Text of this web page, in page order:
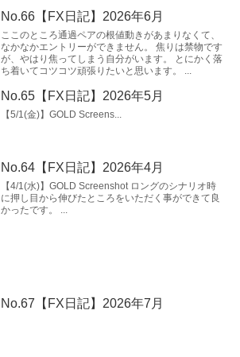
No.66【FX日記】2026年6月
ここのところ通過ペアの根値動きがあまりなくて、
なかなかエントリーができません。 焦りは禁物です
が、やはり焦ってしまう自分がいます。 とにかく落
ち着いてコツコツ頑張りたいと思います。 ...
No.65【FX日記】2026年5月
【5/1(金)】GOLD Screens...
No.64【FX日記】2026年4月
【4/1(水)】GOLD Screenshot ロングのシナリオ時
に押し目から伸びたところをいただく事ができて良
かったです。 ...
No.67【FX日記】2026年7月